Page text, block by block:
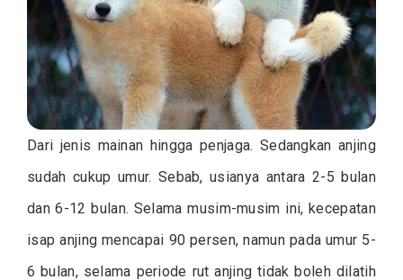
Dari jenis mainan hingga penjaga. Sedangkan anjing
sudah cukup umur. Sebab, usianya antara 2-5 bulan
dan 6-12 bulan. Selama musim-musim ini, kecepatan
isap anjing mencapai 90 persen, namun pada umur 5-
6 bulan, selama periode rut anjing tidak boleh dilatih